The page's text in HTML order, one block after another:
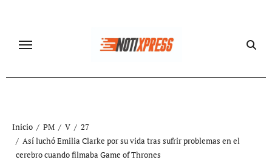
contenido
Inicio PM V
27
Así luchó Emilia Clarke por su vida tras sufrir problemas en el
cerebro cuando filmaba Game of Thrones